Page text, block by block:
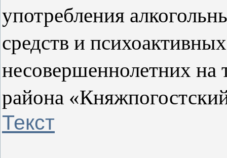
употребления
средств и
несовершеннолетних на
района
Текст